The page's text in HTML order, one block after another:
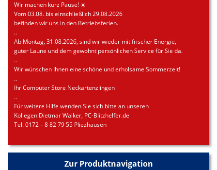
Wir machen kurz Pause! ☀️
Vom 03.08. bis einschließlich 29.08.2026
befinden wir uns in den Betriebsferien.
..
Ab Montag, 31.08.2026, sind wir wieder mit frischer Energie,
guter Laune und dem gewohnt persönlichen Service für Sie da.
..
Wir wünschen Ihnen eine schöne und erholsame Sommerzeit!
..
Ihr Computer Store Neckartenzlingen
..
Für weitere Hilfe wenden Sie sich bitte an unseren
Kollegen Dietmar Walker, PC-Blitzhelfer.de
Tel. 0172 – 8 82 79 55 Pliezhausen
Zur Produktnavigation